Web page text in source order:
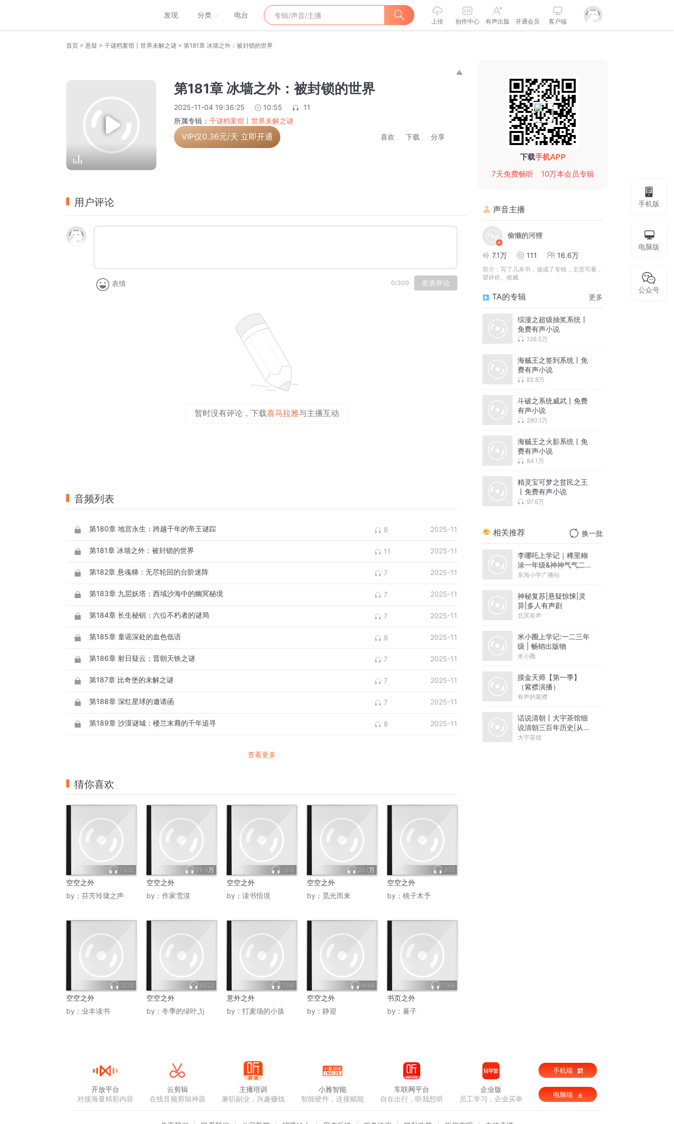
发现 分类 电台
上传 创作中心 有声出版 开通会员 客户端
首页 > 悬疑 > 千谜档案馆丨世界未解之谜 > 第181章 冰墙之外：被封锁的世界
第181章 冰墙之外：被封锁的世界
2025-11-04 19:36:25 10:55
11
所属专辑： 千谜档案馆丨世界未解之谜
VIP仅0.36元/天 立即开通 喜欢 下载 分享
用户评论
表情 0/300 发表评论
暂时没有评论，下载喜马拉雅与主播互动
音频列表
第180章 地宫永生：跨越千年的帝王谜踪 8 2025-11
第181章 冰墙之外：被封锁的世界 11 2025-11
第182章 悬魂梯：无尽轮回的台阶迷阵 7 2025-11
第183章 九层妖塔：西域沙海中的幽冥秘境 7 2025-11
第184章 长生秘钥：六位不朽者的谜局 7 2025-11
第185章 童谣深处的血色低语 8 2025-11
第186章 射日疑云：晋朝天铁之谜 7 2025-11
第187章 比奇堡的未解之谜 7 2025-11
第188章 深红星球的邀请函 7 2025-11
第189章 沙漠谜城：楼兰末裔的千年追寻 8 2025-11
查看更多
猜你喜欢
7932
空空之外
by： 芬芳玲珑之声
76.6万
空空之外
by： 作家雪漠
1818
空空之外
by： 读书悟境
28.1万
空空之外
by： 觅光而来
870
空空之外
by： 桃子木予
3126
空空之外
by： 业丰读书
8822
空空之外
by： 冬季的绿叶_1j
1391
意外之外
by： 打麦场的小孩
4184
空空之外
by： 静迎
1369
书页之外
by： 蕃子
下载手机APP
7天免费畅听
10万本会员专辑
声音主播
偷懒的河狸
7.1万 111 16.6万
简介： 写了几本书，做成了专辑，主页可看，
望评价、收藏
TA的专辑 更多
综漫之超级抽奖系统丨
免费有声小说
126.5万
海贼王之签到系统丨免
费有声小说
82.8万
斗破之系统威武丨免费
有声小说
280.1万
海贼王之火影系统丨免
费有声小说
84.1万
精灵宝可梦之贫民之王
丨免费有声小说
97.6万
相关推荐 换一批
李哪吒上学记｜稀里糊
涂一年级&神神气气二年
级
东海小学广播站
神秘复苏|悬疑惊悚|灵
异|多人有声剧
北冥有声
米小圈上学记:一二三年
级 | 畅销出版物
米小圈
摸金天师【第一季】
（紫襟演播）
有声的紫襟
话说清朝丨大宇茶馆细
说清朝三百年历史|从努
尔哈赤到末代皇帝溥仪|
大宇茶馆
手机版
电脑版
公众号
开放平台
对接海量精彩内容
云剪辑
在线音频剪辑神器
主播培训
兼职副业，兴趣赚钱
小雅智能
智能硬件，连接赋能
车联网平台
自在出行，听我想听
企业版
员工学习，企业买单
手机端
电脑端